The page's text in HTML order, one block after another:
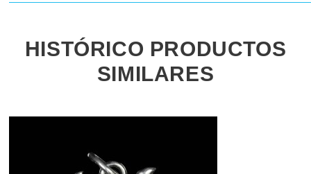
HISTÓRICO PRODUCTOS
SIMILARES